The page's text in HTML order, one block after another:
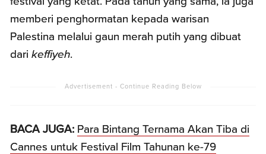
memberi penghormatan kepada warisan
Palestina melalui gaun merah putih yang dibuat
darikeffiyeh.
BACA JUGA: Para Bintang Ternama Akan Tiba di
Cannes untuk Festival Film Tahunan ke-79